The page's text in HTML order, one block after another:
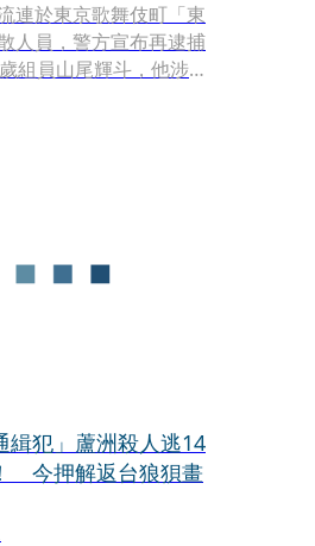
連於東京歌舞伎町「東
人員，警方宣布再逮捕
組員山尾輝斗，他涉嫌
緝犯」蘆洲殺人逃14
今押解返台狼狽畫